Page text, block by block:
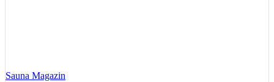
Sauna Magazin